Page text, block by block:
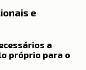
e
a
próprio para o